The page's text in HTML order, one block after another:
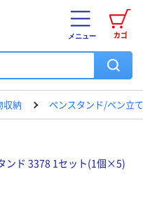
カゴ
メニュー
収納 ペンスタンド/ペン立て
ンド 3378 1セット(1個×5)